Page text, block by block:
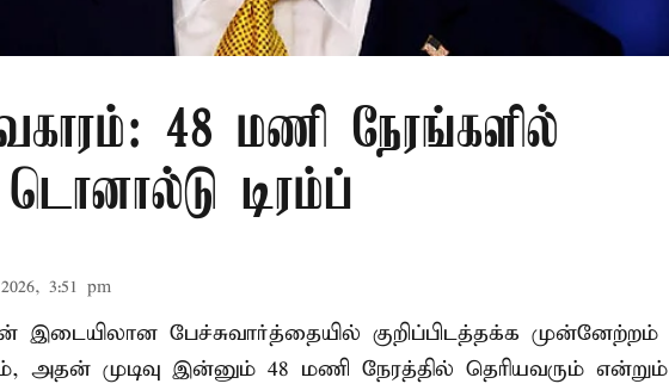
48 மணி நேரங்களில்
டொனால்டு டிரம்ப்
3:51 pm
இடையிலான பேச்சுவார்த்தையில் குறிப்பிடத்தக்க முன்னேற்றம்
அதன் முடிவு இன்னும் 48 மணி நேரத்தில் தெரியவரும் என்றும்